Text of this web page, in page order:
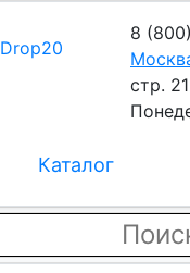
Drop20
8
стр. 21
Каталог